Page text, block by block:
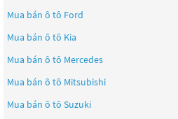
Mua bán ô tô Ford
Mua bán ô tô Kia
Mua bán ô tô Mercedes
Mua bán ô tô Mitsubishi
Mua bán ô tô Suzuki